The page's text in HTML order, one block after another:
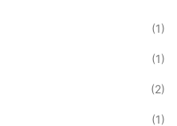
(1)
(1)
(2)
(1)